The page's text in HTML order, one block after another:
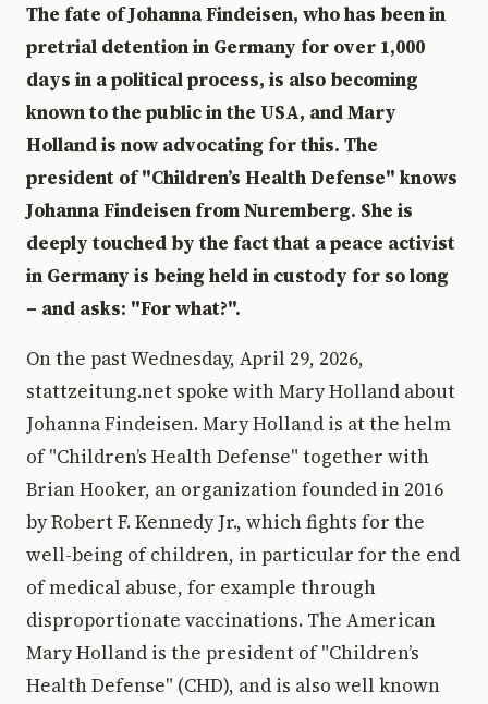
The fate of Johanna Findeisen, who has been in
pretrial detention in Germany for over 1,000
days in a political process, is also becoming
known to the public in the USA, and Mary
Holland is now advocating for this. The
president of "Children’s Health Defense" knows
Johanna Findeisen from Nuremberg. She is
deeply touched by the fact that a peace activist
in Germany is being held in custody for so long
– and asks: "For what?".
On the past Wednesday, April 29, 2026,
stattzeitung.net spoke with Mary Holland about
Johanna Findeisen. Mary Holland is at the helm
of "Children’s Health Defense" together with
Brian Hooker, an organization founded in 2016
by Robert F. Kennedy Jr., which fights for the
well-being of children, in particular for the end
of medical abuse, for example through
disproportionate vaccinations. The American
Mary Holland is the president of "Children’s
Health Defense" (CHD), and is also well known